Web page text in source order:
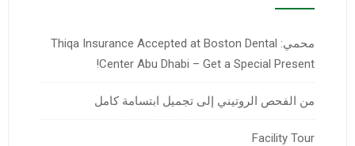
محمي: Thiqa Insurance Accepted at Boston Dental
Center Abu Dhabi – Get a Special Present!
من الفحص الروتيني إلى تجميل ابتسامة كامل
Facility Tour